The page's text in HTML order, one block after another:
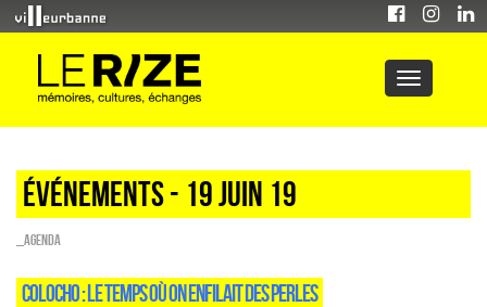
Événements - 19 Juin 19
_Agenda
COLOCHO : LE TEMPS OÙ ON ENFILAIT DES PERLES